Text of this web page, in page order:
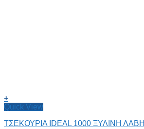
+
Quick View
ΤΣΕΚΟΥΡΙΑ IDEAL 1000 ΞΥΛΙΝΗ ΛΑΒΗ